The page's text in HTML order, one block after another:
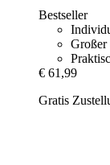
Bestseller
€ 61,99
Gratis